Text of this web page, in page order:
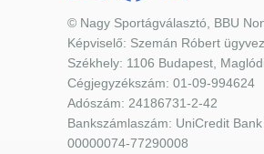
© Nagy Sportágválasztó, BBU
Képviselő: Szemán Róbert
Székhely: 1106 Budapest,
Cégjegyzékszám: 01-09-994624
Adószám: 24186731-2-42
Bankszámlaszám: UniCredit
00000074-77290008